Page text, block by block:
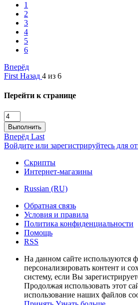
1
2
3
4
5
6
Вперёд
First Назад 4 из 6
Перейти к странице
Выполнить
Вперёд Last
Войдите или зарегистрируйтесь для
Скрипты
Интернет-магазины
Russian (RU)
Обратная связь
Условия и правила
Политика конфиденциальности
Помощь
RSS
На данном сайте используются
персонализировать контент и
систему, если Вы
Продолжая использовать этот
использование наших файлов